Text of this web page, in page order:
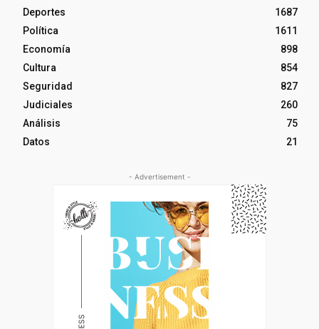
Deportes
1687
Política
1611
Economía
898
Cultura
854
Seguridad
827
Judiciales
260
Análisis
75
Datos
21
- Advertisement -